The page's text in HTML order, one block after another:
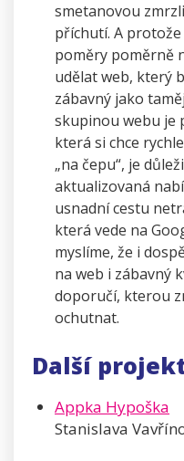
smetanovou
příchutí. A
poměry poměrně
udělat web, který
zábavný jako
skupinou webu je
která si chce
„na čepu“, je
aktualizovaná
usnadní cestu
která vede na
myslíme, že i
na web i zábavný
doporučí, kterou
ochutnat.
Další
Appka Hypoška
Stanislava